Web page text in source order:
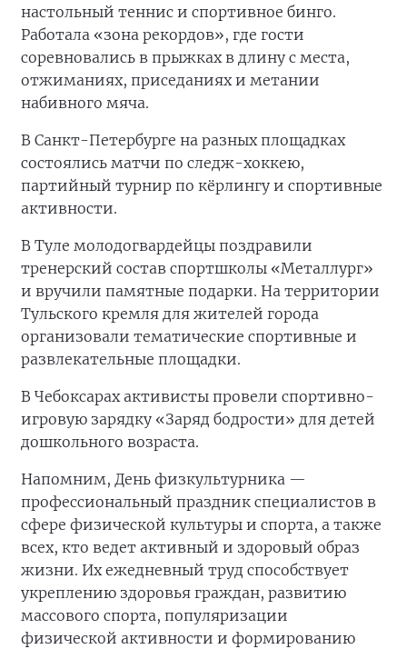
настольный теннис и спортивное бинго.
Работала «зона рекордов», где гости
соревновались в прыжках в длину с места,
отжиманиях, приседаниях и метании
набивного мяча.
В Санкт-Петербурге на разных площадках
состоялись матчи по следж-хоккею,
партийный турнир по кёрлингу и спортивные
активности.
В Туле молодогвардейцы поздравили
тренерский состав спортшколы «Металлург»
и вручили памятные подарки. На территории
Тульского кремля для жителей города
организовали тематические спортивные и
развлекательные площадки.
В Чебоксарах активисты провели спортивно-
игровую зарядку «Заряд бодрости» для детей
дошкольного возраста.
Напомним, День физкультурника —
профессиональный праздник специалистов в
сфере физической культуры и спорта, а также
всех, кто ведет активный и здоровый образ
жизни. Их ежедневный труд способствует
укреплению здоровья граждан, развитию
массового спорта, популяризации
физической активности и формированию